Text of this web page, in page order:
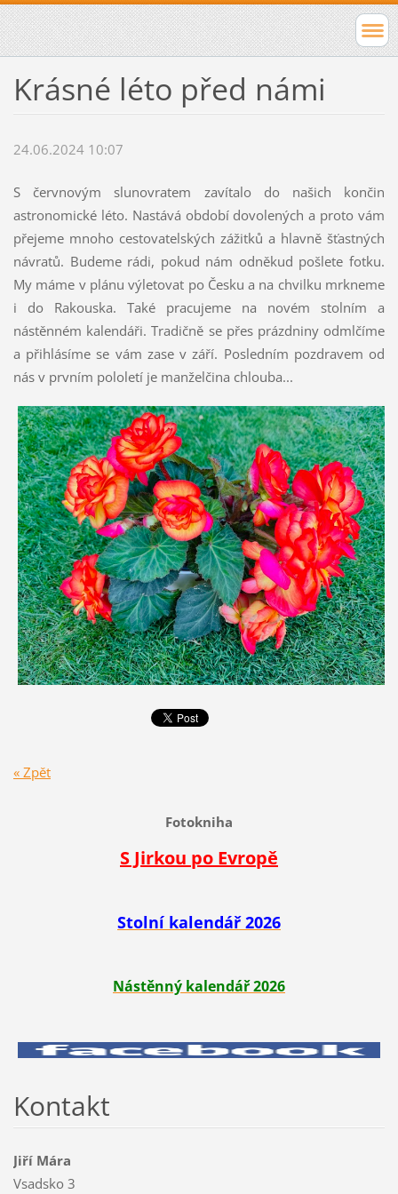
Krásné léto před námi
24.06.2024 10:07
S červnovým slunovratem zavítalo do našich končin
astronomické léto. Nastává období dovolených a proto vám
přejeme mnoho cestovatelských zážitků a hlavně šťastných
návratů. Budeme rádi, pokud nám odněkud pošlete fotku.
My máme v plánu výletovat po Česku a na chvilku mrkneme
i do Rakouska. Také pracujeme na novém stolním a
nástěnném kalendáři. Tradičně se přes prázdniny odmlčíme
a přihlásíme se vám zase v září. Posledním pozdravem od
nás v prvním pololetí je manželčina chlouba...
« Zpět
Fotokniha
S Jirkou po Evropě
Stolní kalendář 2026
Nástěnný kalendář 2026
Kontakt
Jiří Mára
Vsadsko 3